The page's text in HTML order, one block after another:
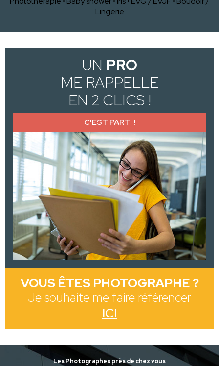
Lingerie
UN PRO
ME RAPPELLE
EN 2 CLICS !
C'EST PARTI !
VOUS ÊTES PHOTOGRAPHE ?
Je souhaite me faire référencer
ICI
Les Photographes près de chez vous